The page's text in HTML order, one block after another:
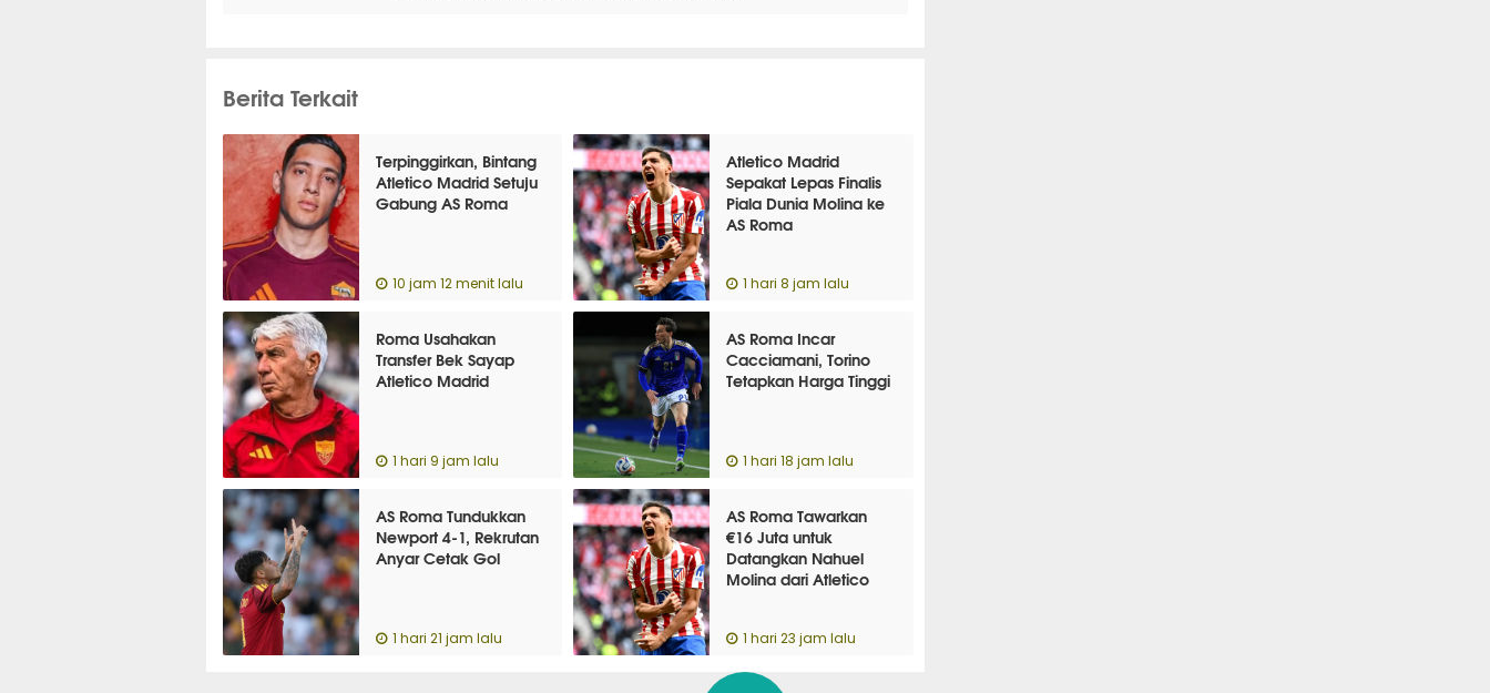
Berita Terkait
Terpinggirkan, Bintang
Atletico Madrid Setuju
Gabung AS Roma
10 jam 12 menit lalu
Atletico Madrid
Sepakat Lepas Finalis
Piala Dunia Molina ke
AS Roma
1 hari 8 jam lalu
Roma Usahakan
Transfer Bek Sayap
Atletico Madrid
1 hari 9 jam lalu
AS Roma Incar
Cacciamani, Torino
Tetapkan Harga Tinggi
1 hari 18 jam lalu
AS Roma Tundukkan
Newport 4-1, Rekrutan
Anyar Cetak Gol
1 hari 21 jam lalu
AS Roma Tawarkan
€16 Juta untuk
Datangkan Nahuel
Molina dari Atletico
1 hari 23 jam lalu